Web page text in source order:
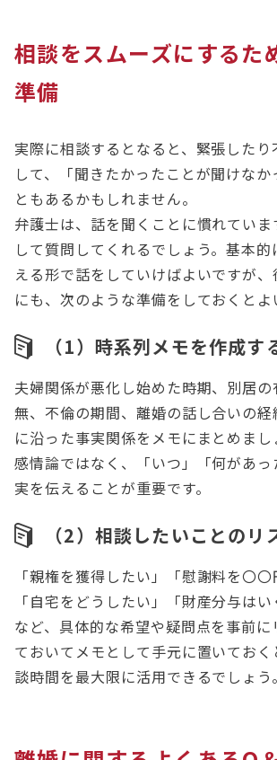
相談をスムーズにするた
準備
実際に相談するとなると、緊張したり
して、「聞きたかったことが聞けな
ともあるかもしれません。
弁護士は、話を聞くことに慣れていま
して質問してくれるでしょう。基本
える形で話をしていけばよいですが
にも、次のような準備をしておくとよ
（1）時系列メモを作成す
夫婦関係が悪化し始めた時期、別居
無、不倫の期間、離婚の話し合いの経
に沿った事実関係をメモにまとめまし
感情論ではなく、「いつ」「何があ
実を伝えることが重要です。
（2）相談したいことのリ
「親権を獲得したい」「慰謝料を〇〇
「自宅をどうしたい」「財産分与はい
など、具体的な希望や疑問点を事前に
ておいてメモとして手元に置いてお
談時間を最大限に活用できるでしょう。